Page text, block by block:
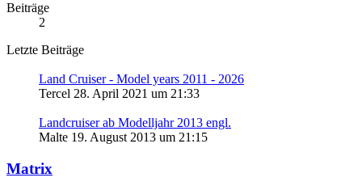
Beiträge
2
Letzte Beiträge
Land Cruiser - Model years 2011 - 2026
Tercel 28. April 2021 um 21:33
Landcruiser ab Modelljahr 2013 engl.
Malte 19. August 2013 um 21:15
Matrix